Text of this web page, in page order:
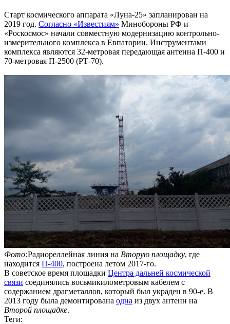
Старт космического аппарата «Луна-25» запланирован на
2019 год. Согласно «Известиям» Минобороны РФ и
«Роскосмос» начали совместную модернизацию контрольно-
измерительного комплекса в Евпатории. Инструментами
комплекса являются 32-метровая передающая антенна П-400 и
70-метровая П-2500 (РТ-70).
Фото:Радиореллейная линия на Вторую площадку, где
находится П-400, построена летом 2017-го.
В советское время площадки Центра дальней космической
связи соединялись восьмикилометровым кабелем с
содержанием драгметаллов, который был украден в 90-е. В
2013 году была демонтирована одна из двух антенн на
Второй площадке.
Теги: